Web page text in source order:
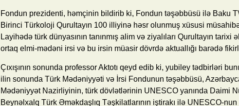
Fondun prezidenti, həmçinin bildirib ki, Fondun təşəbbüsü ilə Baku
Birinci Türkoloji Qurultayın 100 illiyinə həsr olunmuş xüsusi
Layihədə türk dünyasının tanınmış alim və ziyalıları Qurultayın tarixi
ortaq elmi-mədəni irsi və bu irsin müasir dövrdə aktuallığı barədə
Çıxışının sonunda professor Aktotı qeyd edib ki, yubiley tədbirləri
ilin sonunda Türk Mədəniyyəti və İrsi Fondunun təşəbbüsü,
Mədəniyyət Nazirliyinin, türk dövlətlərinin UNESCO yanında Daimi
Beynəlxalq Türk Əməkdaşlıq Təşkilatlarının iştirakı ilə UNESCO-